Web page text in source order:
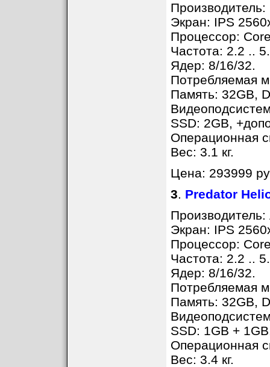
Производитель:
Экран: IPS
Процессор:
Частота: 2.2 ..
Ядер: 8/16/32.
Потребляемая
Память: 32GB,
SSD: 2GB,
Операционная
Вес: 3.1 кг.
Цена: 293999
3. Predator
Производитель:
Экран: IPS
Процессор:
Частота: 2.2 ..
Ядер: 8/16/32.
Потребляемая
Память: 32GB,
SSD: 1GB +
Операционная
Вес: 3.4 кг.